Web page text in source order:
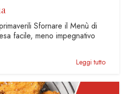
Sfornare il Menù di
facile, meno impegnativo
Leggi tutto